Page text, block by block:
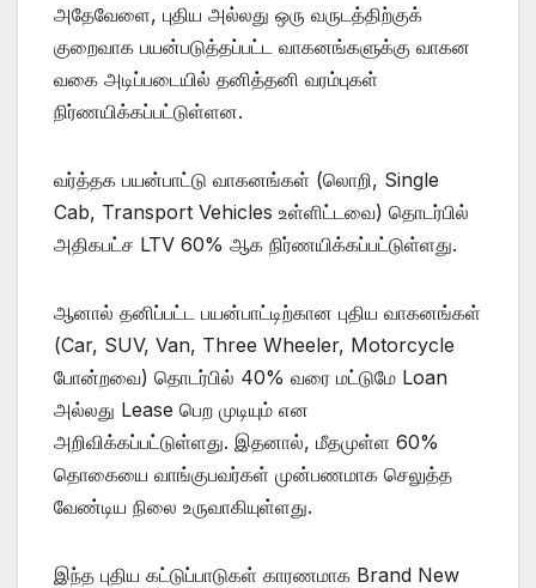
அதேவேளை, புதிய அல்லது ஒரு வருடத்திற்குக்
குறைவாக பயன்படுத்தப்பட்ட வாகனங்களுக்கு வாகன
வகை அடிப்படையில் தனித்தனி வரம்புகள்
நிர்ணயிக்கப்பட்டுள்ளன.
வர்த்தக பயன்பாட்டு வாகனங்கள் (லொறி, Single
Cab, Transport Vehicles உள்ளிட்டவை) தொடர்பில்
அதிகபட்ச LTV 60% ஆக நிர்ணயிக்கப்பட்டுள்ளது.
ஆனால் தனிப்பட்ட பயன்பாட்டிற்கான புதிய வாகனங்கள்
(Car, SUV, Van, Three Wheeler, Motorcycle
போன்றவை) தொடர்பில் 40% வரை மட்டுமே Loan
அல்லது Lease பெற முடியும் என
அறிவிக்கப்பட்டுள்ளது. இதனால், மீதமுள்ள 60%
தொகையை வாங்குபவர்கள் முன்பணமாக செலுத்த
வேண்டிய நிலை உருவாகியுள்ளது.
இந்த புதிய கட்டுப்பாடுகள் காரணமாக Brand New